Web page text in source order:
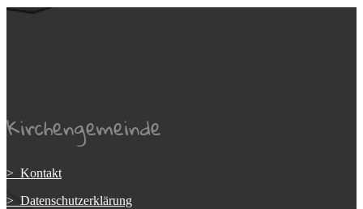
Kirchengemeinde
> Kontakt
> Datenschutzerklärung